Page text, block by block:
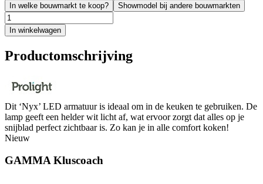
In welke bouwmarkt te koop? Showmodel bij andere bouwmarkten
In winkelwagen
Productomschrijving
Dit ‘Nyx’ LED armatuur is ideaal om in de keuken te gebruiken. De
lamp geeft een helder wit licht af, wat ervoor zorgt dat alles op je
snijblad perfect zichtbaar is. Zo kan je in alle comfort koken!
Nieuw
GAMMA Kluscoach